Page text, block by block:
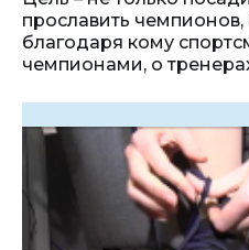
прославить чемпионов,
благодаря кому
чемпионами, о